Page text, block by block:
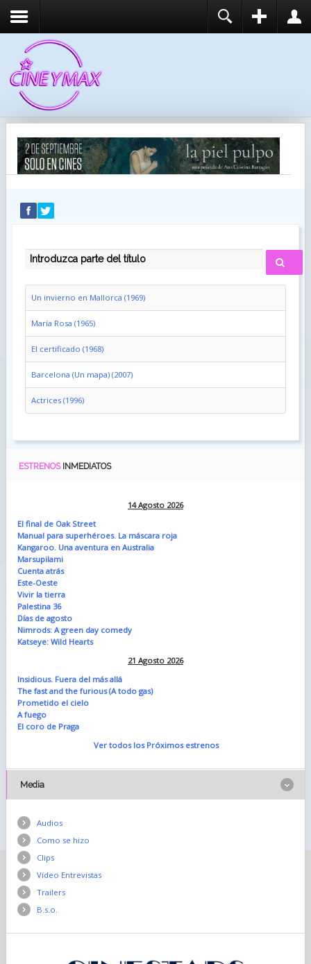
RECUÉRDEME
IDENTIFICARSE
INTRODUZCA PARTE DEL TÍTULO
Un invierno en Mallorca (1969)
María Rosa (1965)
El certificado (1968)
Barcelona (Un mapa) (2007)
Actrices (1996)
ESTRENOS INMEDIATOS
14 Agosto 2026
El final de Oak Street
Manual para superhéroes. La máscara roja
Kangaroo. Una aventura en Australia
Marsupilami
Cuenta atrás
Este-Oeste
Vivir la tierra
Palestina 36
Días de agosto
Nimrods: A green day comedy
Katseye: Wild Hearts
21 Agosto 2026
Insidious. Fuera del más allá
The fast and the furious (A todo gas)
Prometido el cielo
A fuego
El coro de Praga
Ver todos los Próximos estrenos
Media
Audios
Como se hizo
Clips
Vídeo Entrevistas
Trailers
B.s.o.